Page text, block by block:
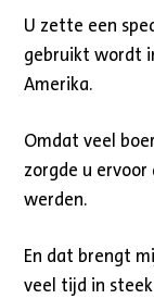
U zette een
gebruikt wordt
Amerika.
Omdat veel
zorgde u
werden.
En dat brengt
veel tijd in